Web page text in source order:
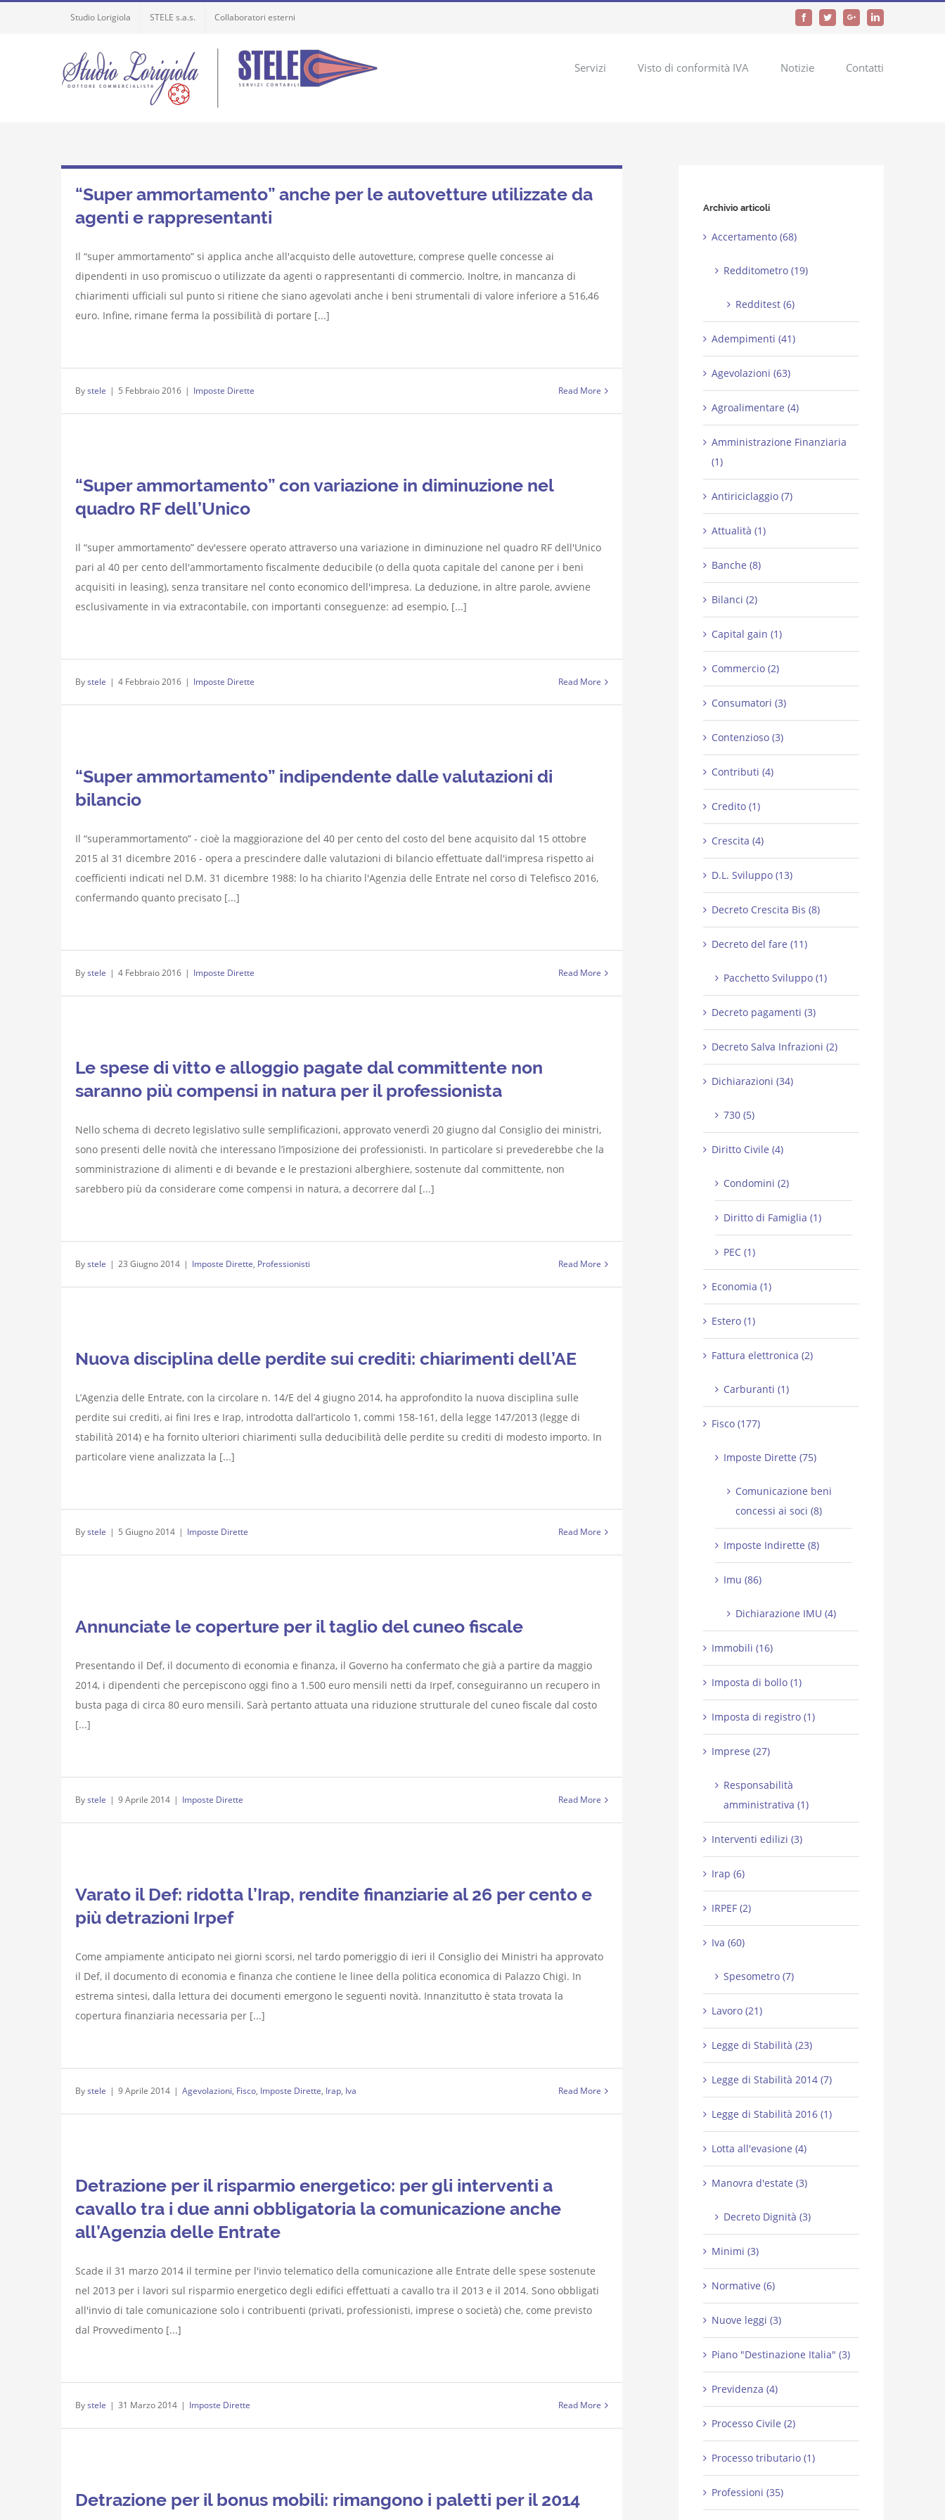
Studio Lorigiola STELE s.a.s. Collaboratori esterni FacebookTwitterGoogle+LinkedIn
Servizi Visto di conformità IVA Notizie Contatti
“Super ammortamento” anche per le autovetture utilizzate da
agenti e rappresentanti
Il “super ammortamento” si applica anche all'acquisto delle autovetture, comprese quelle concesse ai
dipendenti in uso promiscuo o utilizzate da agenti o rappresentanti di commercio. Inoltre, in mancanza di
chiarimenti ufficiali sul punto si ritiene che siano agevolati anche i beni strumentali di valore inferiore a 516,46
euro. Infine, rimane ferma la possibilità di portare [...]
Bystele | 5 Febbraio 2016 | Imposte Dirette Read More
“Super ammortamento” con variazione in diminuzione nel
quadro RF dell’Unico
Il “super ammortamento” dev'essere operato attraverso una variazione in diminuzione nel quadro RF dell'Unico
pari al 40 per cento dell'ammortamento fiscalmente deducibile (o della quota capitale del canone per i beni
acquisiti in leasing), senza transitare nel conto economico dell'impresa. La deduzione, in altre parole, avviene
esclusivamente in via extracontabile, con importanti conseguenze: ad esempio, [...]
Bystele | 4 Febbraio 2016 | Imposte Dirette Read More
“Super ammortamento” indipendente dalle valutazioni di
bilancio
Il “superammortamento” - cioè la maggiorazione del 40 per cento del costo del bene acquisito dal 15 ottobre
2015 al 31 dicembre 2016 - opera a prescindere dalle valutazioni di bilancio effettuate dall'impresa rispetto ai
coefficienti indicati nel D.M. 31 dicembre 1988: lo ha chiarito l'Agenzia delle Entrate nel corso di Telefisco 2016,
confermando quanto precisato [...]
Bystele | 4 Febbraio 2016 | Imposte Dirette Read More
Le spese di vitto e alloggio pagate dal committente non
saranno più compensi in natura per il professionista
Nello schema di decreto legislativo sulle semplificazioni, approvato venerdì 20 giugno dal Consiglio dei ministri,
sono presenti delle novità che interessano l’imposizione dei professionisti. In particolare si prevederebbe che la
somministrazione di alimenti e di bevande e le prestazioni alberghiere, sostenute dal committente, non
sarebbero più da considerare come compensi in natura, a decorrere dal [...]
Bystele | 23 Giugno 2014 | Imposte Dirette, Professionisti Read More
Nuova disciplina delle perdite sui crediti: chiarimenti dell’AE
L’Agenzia delle Entrate, con la circolare n. 14/E del 4 giugno 2014, ha approfondito la nuova disciplina sulle
perdite sui crediti, ai fini Ires e Irap, introdotta dall’articolo 1, commi 158-161, della legge 147/2013 (legge di
stabilità 2014) e ha fornito ulteriori chiarimenti sulla deducibilità delle perdite su crediti di modesto importo. In
particolare viene analizzata la [...]
Bystele | 5 Giugno 2014 | Imposte Dirette Read More
Annunciate le coperture per il taglio del cuneo fiscale
Presentando il Def, il documento di economia e finanza, il Governo ha confermato che già a partire da maggio
2014, i dipendenti che percepiscono oggi fino a 1.500 euro mensili netti da Irpef, conseguiranno un recupero in
busta paga di circa 80 euro mensili. Sarà pertanto attuata una riduzione strutturale del cuneo fiscale dal costo
[...]
Bystele | 9 Aprile 2014 | Imposte Dirette Read More
Varato il Def: ridotta l’Irap, rendite finanziarie al 26 per cento e
più detrazioni Irpef
Come ampiamente anticipato nei giorni scorsi, nel tardo pomeriggio di ieri il Consiglio dei Ministri ha approvato
il Def, il documento di economia e finanza che contiene le linee della politica economica di Palazzo Chigi. In
estrema sintesi, dalla lettura dei documenti emergono le seguenti novità. Innanzitutto è stata trovata la
copertura finanziaria necessaria per [...]
Bystele | 9 Aprile 2014 | Agevolazioni, Fisco, Imposte Dirette, Irap, Iva Read More
Detrazione per il risparmio energetico: per gli interventi a
cavallo tra i due anni obbligatoria la comunicazione anche
all’Agenzia delle Entrate
Scade il 31 marzo 2014 il termine per l'invio telematico della comunicazione alle Entrate delle spese sostenute
nel 2013 per i lavori sul risparmio energetico degli edifici effettuati a cavallo tra il 2013 e il 2014. Sono obbligati
all'invio di tale comunicazione solo i contribuenti (privati, professionisti, imprese o società) che, come previsto
dal Provvedimento [...]
Bystele | 31 Marzo 2014 | Imposte Dirette Read More
Detrazione per il bonus mobili: rimangono i paletti per il 2014
Archivio articoli
Accertamento (68)
Redditometro (19)
Redditest (6)
Adempimenti (41)
Agevolazioni (63)
Agroalimentare (4)
Amministrazione Finanziaria
(1)
Antiriciclaggio (7)
Attualità (1)
Banche (8)
Bilanci (2)
Capital gain (1)
Commercio (2)
Consumatori (3)
Contenzioso (3)
Contributi (4)
Credito (1)
Crescita (4)
D.L. Sviluppo (13)
Decreto Crescita Bis (8)
Decreto del fare (11)
Pacchetto Sviluppo (1)
Decreto pagamenti (3)
Decreto Salva Infrazioni (2)
Dichiarazioni (34)
730 (5)
Diritto Civile (4)
Condomini (2)
Diritto di Famiglia (1)
PEC (1)
Economia (1)
Estero (1)
Fattura elettronica (2)
Carburanti (1)
Fisco (177)
Imposte Dirette (75)
Comunicazione beni
concessi ai soci (8)
Imposte Indirette (8)
Imu (86)
Dichiarazione IMU (4)
Immobili (16)
Imposta di bollo (1)
Imposta di registro (1)
Imprese (27)
Responsabilità
amministrativa (1)
Interventi edilizi (3)
Irap (6)
IRPEF (2)
Iva (60)
Spesometro (7)
Lavoro (21)
Legge di Stabilità (23)
Legge di Stabilità 2014 (7)
Legge di Stabilità 2016 (1)
Lotta all'evasione (4)
Manovra d'estate (3)
Decreto Dignità (3)
Minimi (3)
Normative (6)
Nuove leggi (3)
Piano "Destinazione Italia" (3)
Previdenza (4)
Processo Civile (2)
Processo tributario (1)
Professioni (35)